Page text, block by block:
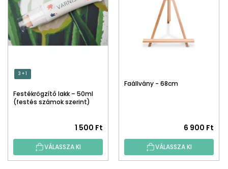
3 + 1
Festékrögzítő lakk – 50ml
(festés számok szerint)
1 500 Ft
VÁLASSZA KI
Faállvány - 68cm
6 900 Ft
VÁLASSZA KI